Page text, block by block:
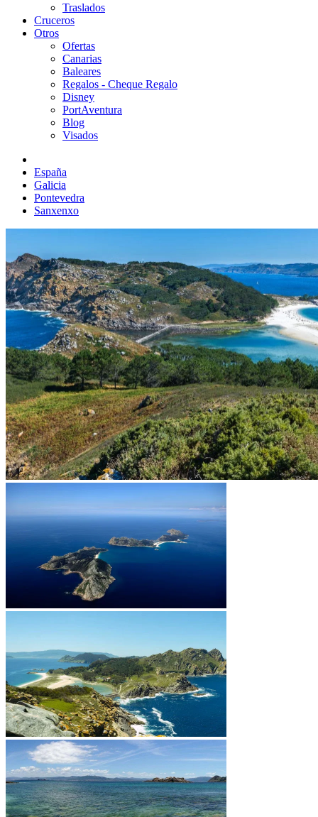
Traslados
Cruceros
Otros
Ofertas
Canarias
Baleares
Regalos - Cheque Regalo
Disney
PortAventura
Blog
Visados
España
Galicia
Pontevedra
Sanxenxo